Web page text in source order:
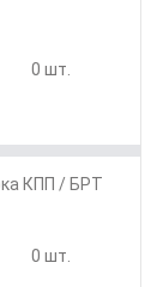
0 шт.
КПП / БРТ
0 шт.